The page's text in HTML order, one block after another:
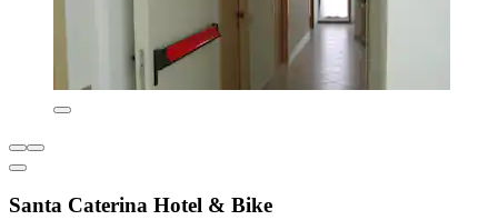
Santa Caterina Hotel & Bike